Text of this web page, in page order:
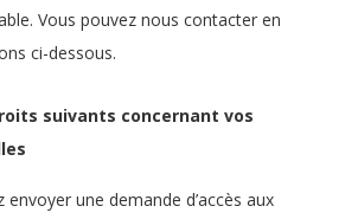
Vous pouvez nous contacter en
ci-dessous.
suivants concernant vos
envoyer une demande d’accès aux